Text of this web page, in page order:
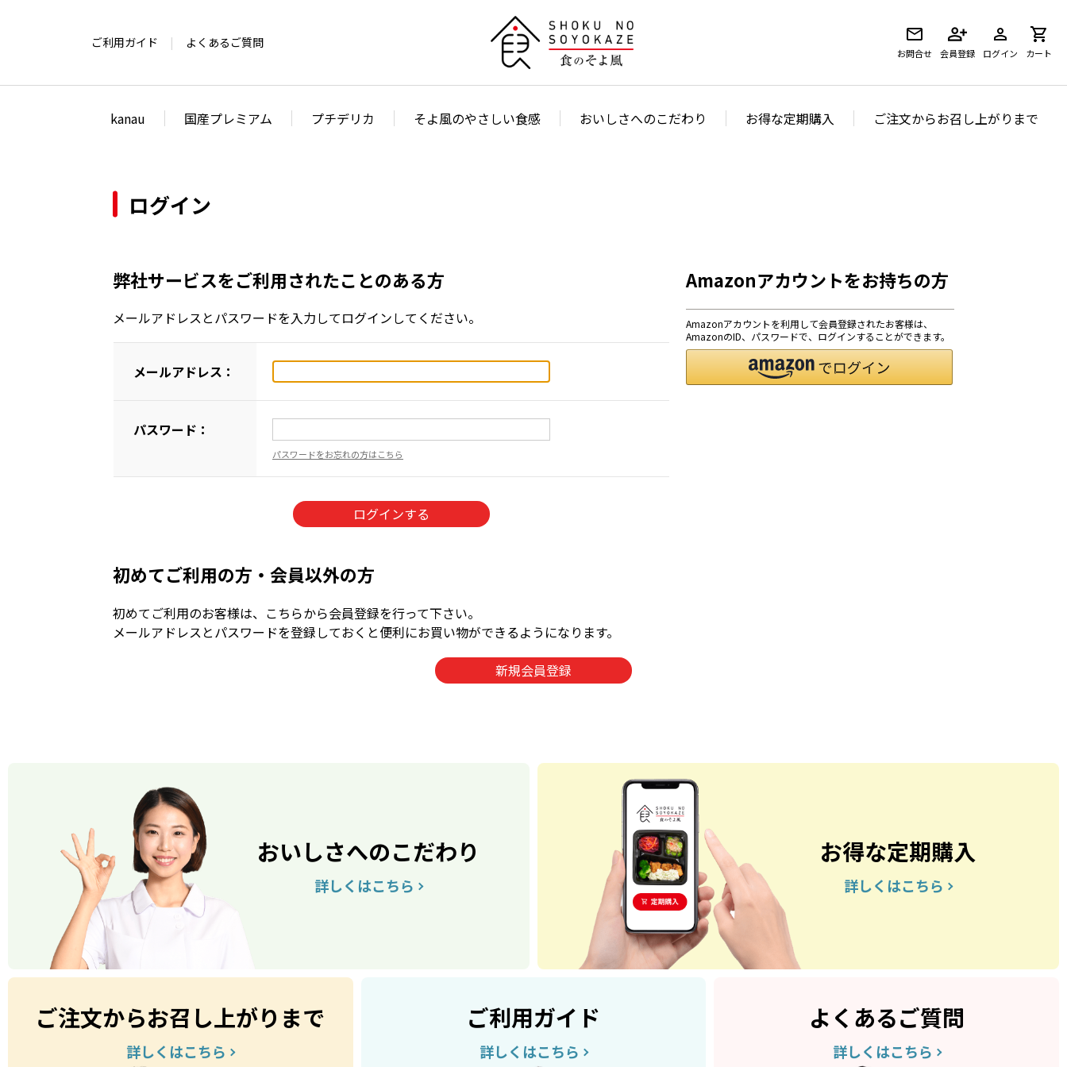
ご利用ガイド よくあるご質問
お問合せ 会員登録 ログイン カート
kanau 国産プレミアム プチデリカ そよ風のやさしい食感 おいしさへのこだわり お得な定期購入 ご注文からお召し上がりまで
ログイン
弊社サービスをご利用されたことのある方
メールアドレスとパスワードを入力してログインしてください。
メールアドレス：
パスワード：
パスワードをお忘れの方はこちら
Amazonアカウントをお持ちの方
Amazonアカウントを利用して会員登録されたお客様は、
AmazonのID、パスワードで、ログインすることができます。
初めてご利用の方・会員以外の方
初めてご利用のお客様は、こちらから会員登録を行って下さい。
メールアドレスとパスワードを登録しておくと便利にお買い物ができるようになります。
おいしさへのこだわり
詳しくはこちら
お得な定期購入
詳しくはこちら
ご注文からお召し上がりまで
詳しくはこちら
ご利用ガイド
詳しくはこちら
よくあるご質問
詳しくはこちら